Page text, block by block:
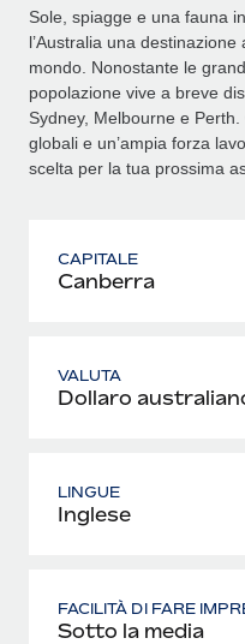
Sole, spiagge e una fauna
l’Australia una
mondo. Nonostante le
popolazione vive a breve
Sydney, Melbourne e
globali e un’ampia forza
scelta per la tua prossima
CAPITALE
Canberra
VALUTA
Dollaro
LINGUE
Inglese
FACILITÀ DI FARE
Sotto la media